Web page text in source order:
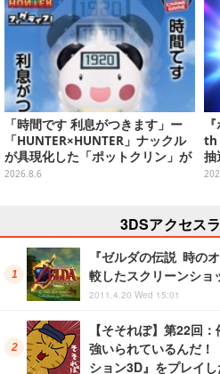
「時間です 利息がつきます」ー
「HUNTER×HUNTER」ナックル
が具現化した「ポットクリン」が
貯金箱としてプライズ展開
2026.8.6
th
抽
ク
3DSアクセス
『ゼルダの伝説 時の
較したスクリーンショ
2011.4.20 Wed 15:01
【そそれぽ】第22回
強いられているんだ！
ション3D』をプレイし